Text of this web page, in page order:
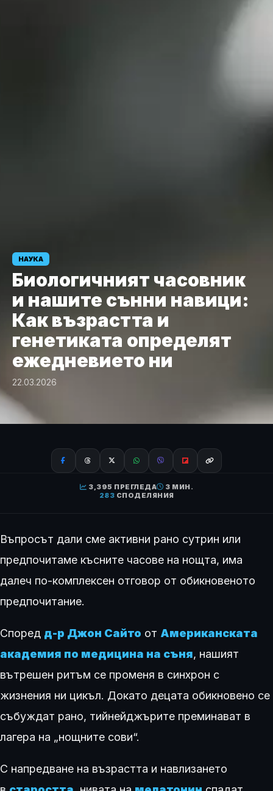
НАУКА
Биологичният часовник
и нашите сънни навици:
Как възрастта и
генетиката определят
ежедневието ни
22.03.2026
3,395 ПРЕГЛЕДА
3 МИН.
283 СПОДЕЛЯНИЯ
Въпросът дали сме активни рано сутрин или
предпочитаме късните часове на нощта, има
далеч по-комплексен отговор от обикновеното
предпочитание.
Според д-р Джон Сайто от Американската
академия по медицина на съня, нашият
вътрешен ритъм се променя в синхрон с
жизнения ни цикъл. Докато децата обикновено се
събуждат рано, тийнейджърите преминават в
лагера на „нощните сови“.
С напредване на възрастта и навлизането